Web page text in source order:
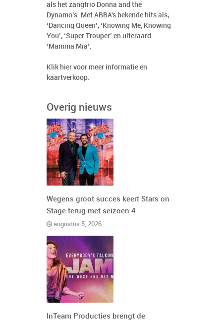
als het zangtrio Donna and the
Dynamo’s. Met ABBA's bekende hits als;
‘Dancing Queen’, ‘Knowing Me, Knowing
You’, ‘Super Trouper’ en uiteraard
‘Mamma Mia’.
Klik hier voor meer informatie en
kaartverkoop.
Overig nieuws
Wegens groot succes keert Stars on
Stage terug met seizoen 4
augustus 5, 2026
InTeam Producties brengt de